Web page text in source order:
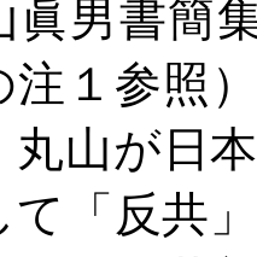
男書簡
注１参照
丸山が日
て「反共